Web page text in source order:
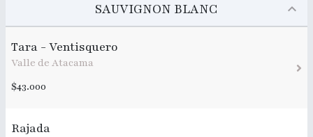
SAUVIGNON BLANC
Tara - Ventisquero
Valle de Atacama
$43.000
Rajada